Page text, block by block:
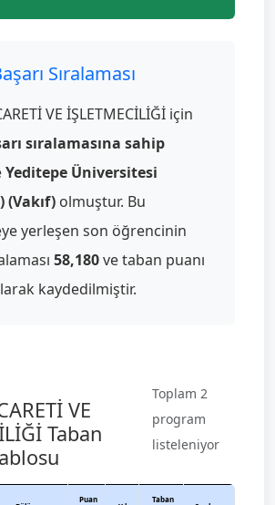
Sıralaması
VE İŞLETMECİLİĞİ için
sıralamasına sahip
Yeditepe Üniversitesi
olmuştur. Bu
yerleşen son öğrencinin
58,180ve taban puanı
kaydedilmiştir.
VE
Taban
Toplam 2
program
listeleniyor
Puan
Taban